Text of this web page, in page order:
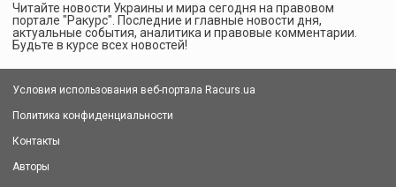
Читайте новости Украины и мира сегодня на правовом
портале "Ракурс". Последние и главные новости дня,
актуальные события, аналитика и правовые комментарии.
Будьте в курсе всех новостей!
Условия использования веб-портала Racurs.ua
Политика конфиденциальности
Контакты
Авторы